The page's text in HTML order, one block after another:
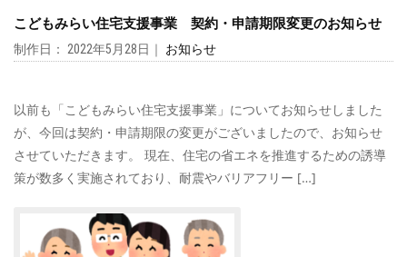
こどもみらい住宅支援事業 契約・申請期限変更のお知らせ
制作日： 2022年5月28日｜ お知らせ
以前も「こどもみらい住宅支援事業」についてお知らせしました
が、今回は契約・申請期限の変更がございましたので、お知らせ
させていただきます。 現在、住宅の省エネを推進するための誘導
策が数多く実施されており、耐震やバリアフリー […]